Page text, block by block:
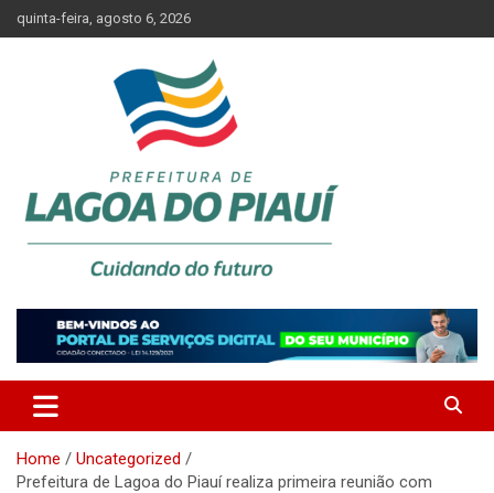
to
quinta-feira, agosto 6, 2026
PREFEITURA DE LAGOA DO
PIAUÍ
Home
Uncategorized
Prefeitura de Lagoa do Piauí realiza primeira reunião com